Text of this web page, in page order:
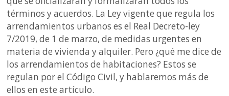
términos y acuerdos. La Ley vigente que regula los
arrendamientos urbanos es el Real Decreto-ley
7/2019, de 1 de marzo, de medidas urgentes en
materia de vivienda y alquiler. Pero ¿qué me dice de
los arrendamientos de habitaciones? Estos se
regulan por el Código Civil, y hablaremos más de
ellos en este artículo.